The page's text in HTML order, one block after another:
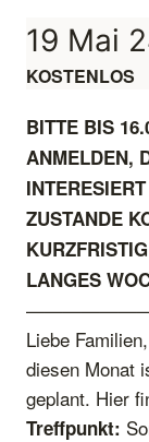
19 Mai
KOSTENLOS
BITTE BIS
ANMELDEN,
ZUSTANDE
LANGES
Liebe Familien,
diesen Monat
geplant. Hier
Treffpunkt: